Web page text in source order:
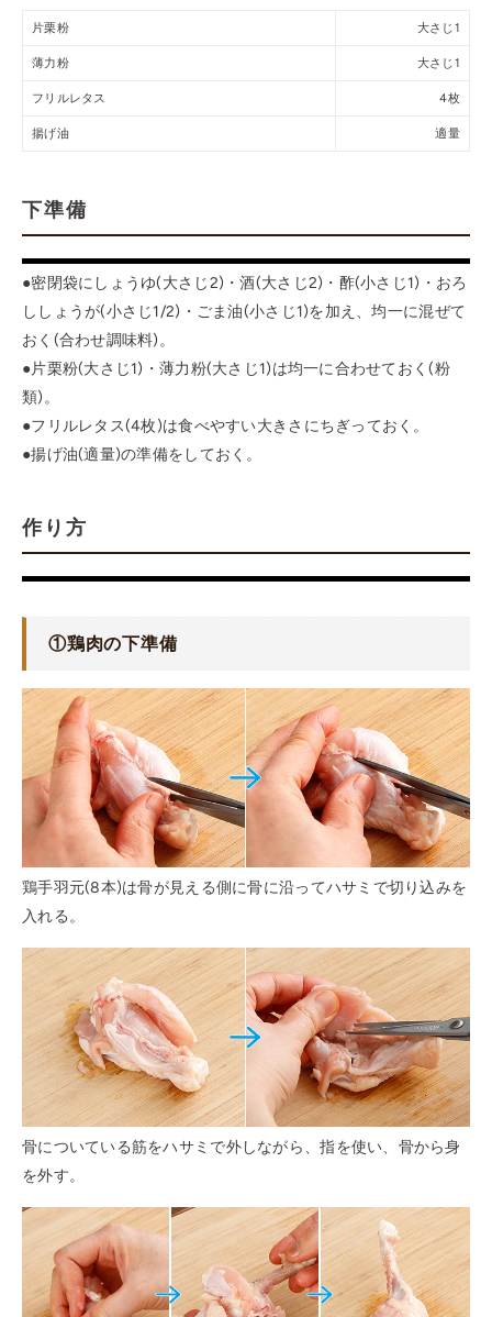
片栗粉 大さじ1
薄力粉 大さじ1
フリルレタス 4枚
揚げ油 適量
下準備
●密閉袋にしょうゆ(大さじ2)・酒(大さじ2)・酢(小さじ1)・おろ
ししょうが(小さじ1/2)・ごま油(小さじ1)を加え、均一に混ぜて
おく(合わせ調味料)。
●片栗粉(大さじ1)・薄力粉(大さじ1)は均一に合わせておく(粉
類)。
●フリルレタス(4枚)は食べやすい大きさにちぎっておく。
●揚げ油(適量)の準備をしておく。
作り方
①鶏肉の下準備
鶏手羽元(8本)は骨が見える側に骨に沿ってハサミで切り込みを
入れる。
骨についている筋をハサミで外しながら、指を使い、骨から身
を外す。